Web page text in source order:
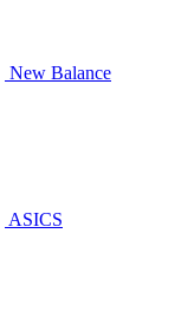
New Balance
ASICS